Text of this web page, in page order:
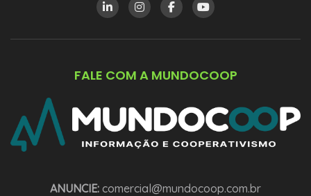
FALE COM A MUNDOCOOP
ANUNCIE: comercial@mundocoop.com.br